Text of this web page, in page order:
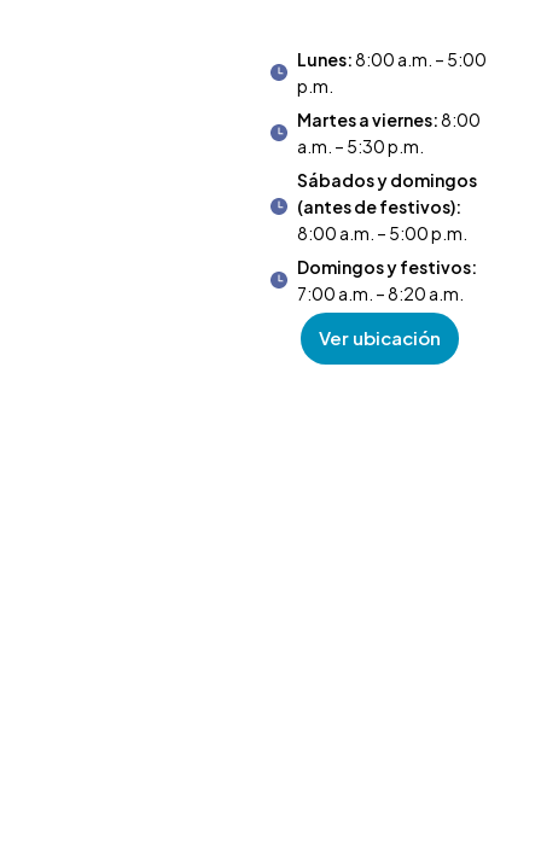
Lunes:8:00 a.m. – 5:00
p.m.
Martes a viernes:8:00
a.m. – 5:30 p.m.
Sábados y domingos
(antes de festivos):
8:00 a.m. – 5:00 p.m.
Domingos y festivos:
7:00 a.m. – 8:20 a.m.
Ver ubicación